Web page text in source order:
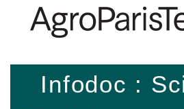
Infodoc :